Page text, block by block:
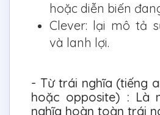
hoặc diễn biến
Clever: lại mô tả
và lanh lợi.
- Từ trái nghĩa (tiếng
hoặc opposite) : Là
nghĩa hoàn toàn trái